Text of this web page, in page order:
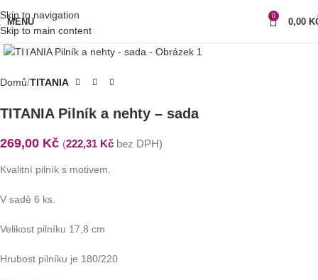
Skip to navigation
Skip to main content
MENU
0
0,00
Klikni pro zvětšení
Domů TITANIA
TITANIA Pilník a nehty – sada
269,00 Kč (222,31 Kč bez DPH)
Kvalitní pilník s motivem.
V sadě 6 ks.
Velikost pilníku 17,8 cm
Hrubost pilníku je 180/220